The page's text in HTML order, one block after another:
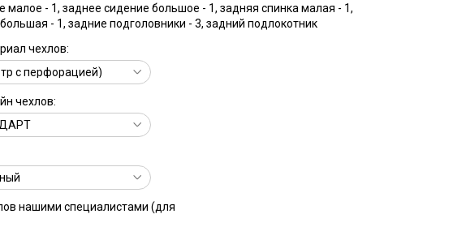
малое - 1, заднее сидение большое - 1, задняя спинка малая - 1,
- 1, задние подголовники - 3, задний подлокотник
чехлов:
чехлов:
нашими специалистами (для